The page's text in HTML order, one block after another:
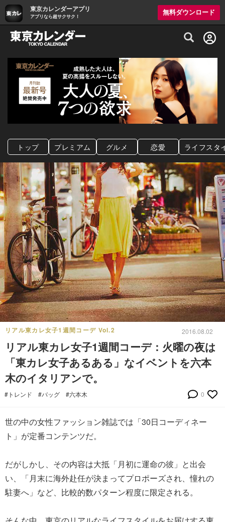
東京カレンダーアプリ
アプリなら超サクサク！
無料ダウンロード
グルメ情報・プレミアムレストラン予約
トップ プレミアム グルメ 恋愛 ライフスタ
リアル東カレ女子1週間コーデ Vol.2 2016.08.02
リアル東カレ女子1週間コーデ：火曜の夜は
「東カレ女子あるある」なイベントを六本
木のイタリアンで。
#トレンド #バッグ #六本木 0
世の中の女性ファッション雑誌では「30日コーディネー
ト」が定番コンテンツだ。
だがしかし、その内容は大抵「月初に運命の彼」と出会
い、「月末に海外赴任が決まってプロポーズされ、憧れの
駐妻へ」など、比較的数パターン程度に限定される。